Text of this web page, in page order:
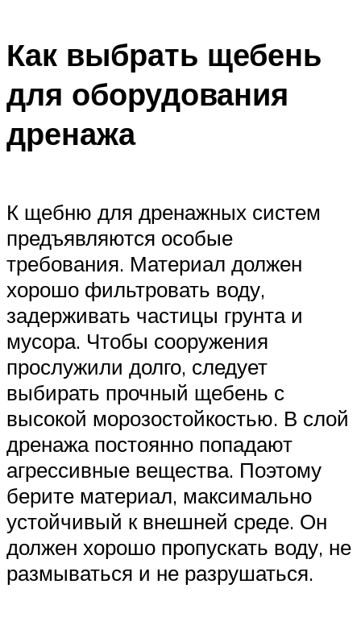
Как выбрать щебень
для оборудования
дренажа
К щебню для дренажных систем
предъявляются особые
требования. Материал должен
хорошо фильтровать воду,
задерживать частицы грунта и
мусора. Чтобы сооружения
прослужили долго, следует
выбирать прочный щебень с
высокой морозостойкостью. В слой
дренажа постоянно попадают
агрессивные вещества. Поэтому
берите материал, максимально
устойчивый к внешней среде. Он
должен хорошо пропускать воду, не
размываться и не разрушаться.